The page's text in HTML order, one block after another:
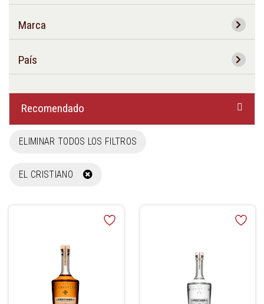
Marca
País
Recomendado
ELIMINAR TODOS LOS FILTROS
EL CRISTIANO